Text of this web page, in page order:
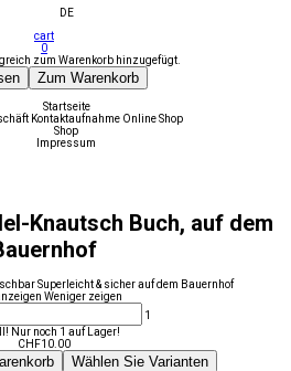
DE
cart
0
zum Warenkorb hinzugefügt.
Zum Warenkorb
Startseite
Kontaktaufnahme Online Shop
Shop
Impressum
Knautsch Buch, auf dem
Superleicht & sicher auf dem Bauernhof
Weniger zeigen
1
Nur noch 1 auf Lager!
CHF10.00
Wählen Sie Varianten